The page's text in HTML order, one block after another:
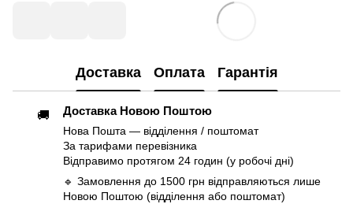
Доставка Оплата Гарантія
🚚 Доставка Новою Поштою
Нова Пошта — відділення / поштомат
За тарифами перевізника
Відправимо протягом 24 годин (у робочі дні)
🔹 Замовлення до 1500 грн відправляються лише
Новою Поштою (відділення або поштомат)